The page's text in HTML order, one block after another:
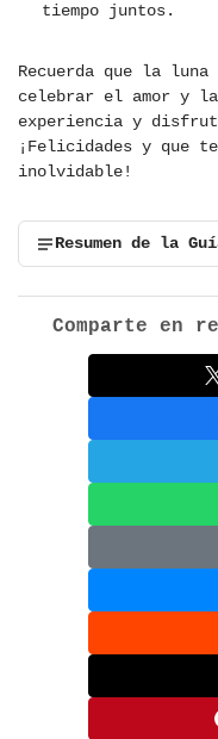
tiempo juntos.
Recuerda que la luna
celebrar el amor y
experiencia y
¡Felicidades y que
inolvidable!
Resumen de la
Comparte en